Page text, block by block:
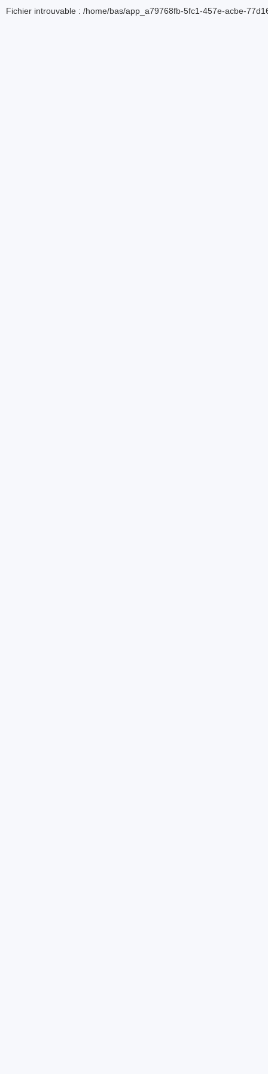
Fichier introuvable : /home/bas/app_a79768fb-5fc1-457e-acbe-